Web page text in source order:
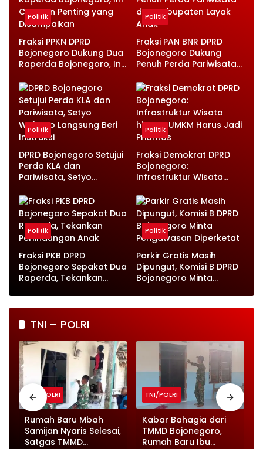
Politik
Fraksi PPKN DPRD
Bojonegoro Dukung Dua
Raperda Bojonegoro, Ini
Disampaikan
Politik
Fraksi PAN BNR DPRD
Bojonegoro Dukung
Penuh Perda Pariwisata
Anak
Politik
DPRD Bojonegoro Setujui
Perda KLA dan
Pariwisata, Setyo
Instruksi
Politik
Fraksi Demokrat DPRD
Bojonegoro:
Infrastruktur Wisata
Prioritas
Politik
Fraksi PKB DPRD
Bojonegoro Sepakat Dua
Raperda, Tekankan
Politik
Parkir Gratis Masih
Dipungut, Komisi B DPRD
Bojonegoro Minta
TNI – POLRI
TNI/POLRI
Rumah Baru Mbah
Samijan Nyaris Selesai,
Satgas TMMD
TNI/POLRI
Kabar Bahagia dari
TMMD Bojonegoro,
Rumah Baru Ibu